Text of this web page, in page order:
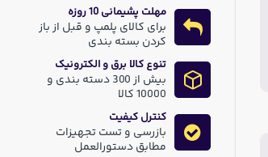
مهلت پشیمانی 10 روزه
برای کالای پلمپ و قبل از باز
کردن بسته بندی
تنوع کالا برق و الکترونیک
بیش از 300 دسته بندی و
10000 کالا
کنترل کیفیت
بازرسی و تست تجهیزات
مطابق دستورالعمل